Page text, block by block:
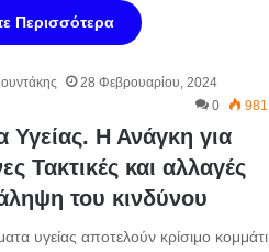
Περισσότερα
28 Φεβρουαρίου, 2024
0
981
Υγείας. Η Ανάγκη για
Τακτικές και αλλαγές
του κινδύνου
υγείας αποτελούν κρίσιμο κομμάτι